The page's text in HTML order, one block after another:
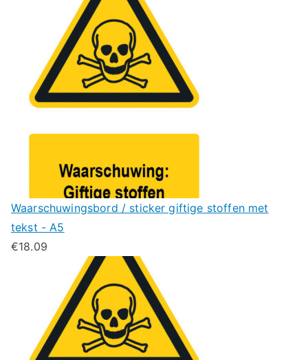
Waarschuwingsbord / sticker giftige stoffen met
tekst - A5
€18.09